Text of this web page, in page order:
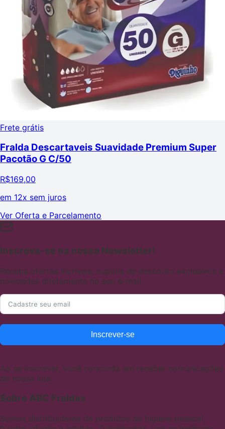
Frete grátis
Fralda Descartaveis Suavidade Premium Super
Pacotão G C/50
R$169,00
em 12x sem juros
Ver Oferta e Parcelamento
Inscreva-se na nossa Newsletter!
Receba ofertas incríveis, cupons de desconto exclusivos e
novidades diretamente no seu e-mail.
Inscrever-se
Ao se inscrever, você concorda em receber comunicações
de nossa loja.
Sobre ABC Fraldas
Somos distribuidores de produtos de higiene pessoal,